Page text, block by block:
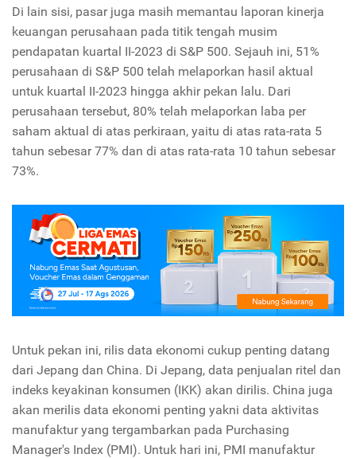
Di lain sisi, pasar juga masih memantau laporan kinerja
keuangan perusahaan pada titik tengah musim
pendapatan kuartal II-2023 di S&P 500. Sejauh ini, 51%
perusahaan di S&P 500 telah melaporkan hasil aktual
untuk kuartal II-2023 hingga akhir pekan lalu. Dari
perusahaan tersebut, 80% telah melaporkan laba per
saham aktual di atas perkiraan, yaitu di atas rata-rata 5
tahun sebesar 77% dan di atas rata-rata 10 tahun sebesar
73%.
Untuk pekan ini, rilis data ekonomi cukup penting datang
dari Jepang dan China. Di Jepang, data penjualan ritel dan
indeks keyakinan konsumen (IKK) akan dirilis. China juga
akan merilis data ekonomi penting yakni data aktivitas
manufaktur yang tergambarkan pada Purchasing
Manager's Index (PMI). Untuk hari ini, PMI manufaktur